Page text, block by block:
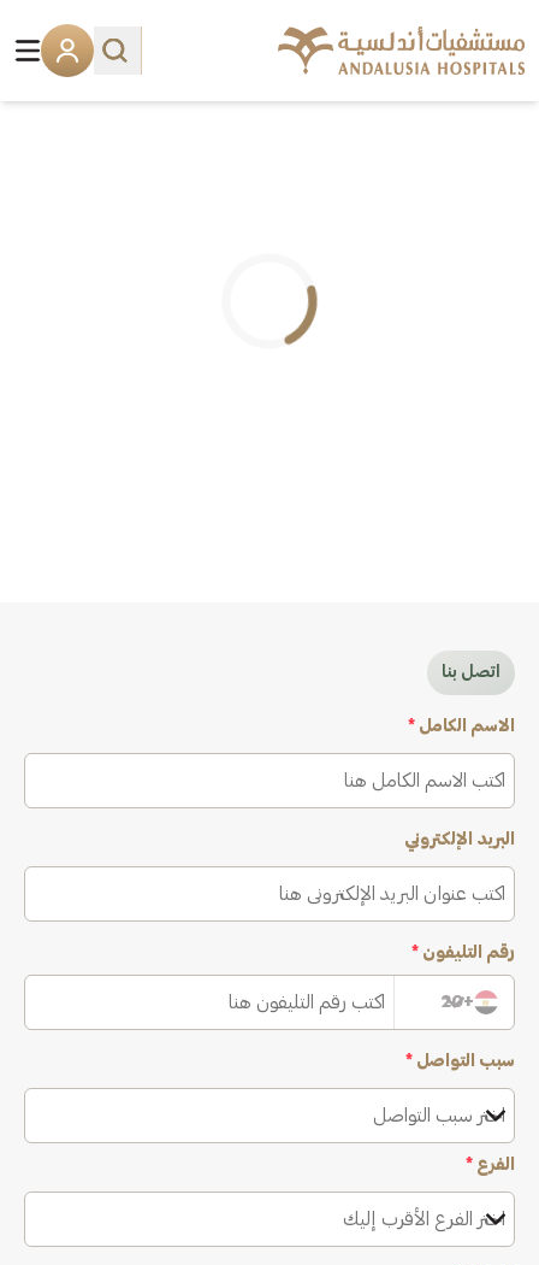
اتصل بنا
الاسم الكامل *
البريد الإلكتروني
رقم التليفون *
+20
سبب التواصل *
اختر سبب التواصل
الفرع *
اختر الفرع الأقرب إليك